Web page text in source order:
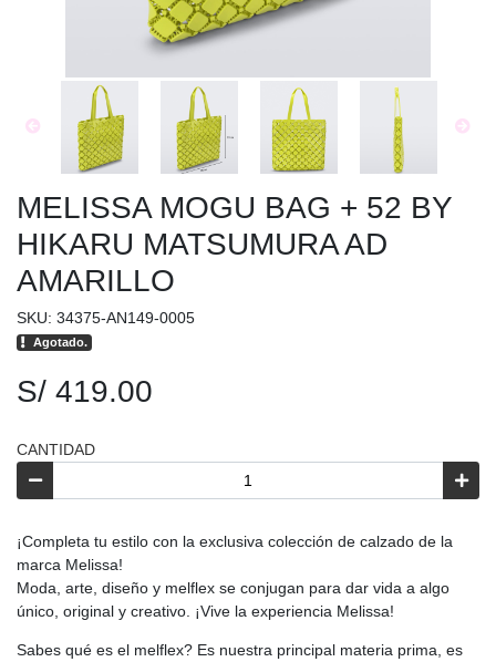
MELISSA MOGU BAG + 52 BY
HIKARU MATSUMURA AD
AMARILLO
SKU: 34375-AN149-0005
Agotado.
S/ 419.00
CANTIDAD
¡Completa tu estilo con la exclusiva colección de calzado de la
marca Melissa!
Moda, arte, diseño y melflex se conjugan para dar vida a algo
único, original y creativo. ¡Vive la experiencia Melissa!
Sabes qué es el melflex? Es nuestra principal materia prima, es